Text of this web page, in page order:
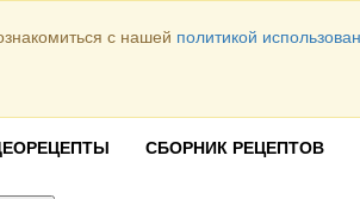
СБОРНИК РЕЦЕПТОВ
с нашей политикой